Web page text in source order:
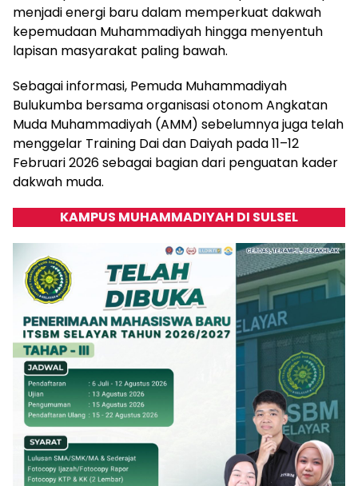
menjadi energi baru dalam memperkuat dakwah
kepemudaan Muhammadiyah hingga menyentuh
lapisan masyarakat paling bawah.
Sebagai informasi, Pemuda Muhammadiyah
Bulukumba bersama organisasi otonom Angkatan
Muda Muhammadiyah (AMM) sebelumnya juga telah
menggelar Training Dai dan Daiyah pada 11–12
Februari 2026 sebagai bagian dari penguatan kader
dakwah muda.
KAMPUS MUHAMMADIYAH DI SULSEL